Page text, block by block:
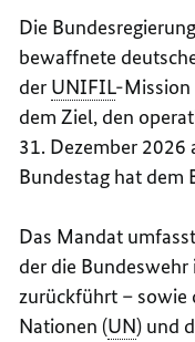
Die
bewaffnete
der UNIFIL-Mission
dem Ziel, den
31. Dezember 2026
Bundestag hat dem
Das Mandat
der die
zurückführt – sowie
Nationen (UN) und